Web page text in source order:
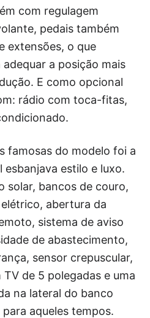
com regulagem
pedais também
extensões, o que
a posição mais
E como opcional
rádio com toca-fitas,
famosas do modelo foi a
esbanjava estilo e luxo.
solar, bancos de couro,
abertura da
sistema de aviso
de abastecimento,
sensor crepuscular,
de 5 polegadas e uma
na lateral do banco
aqueles tempos.